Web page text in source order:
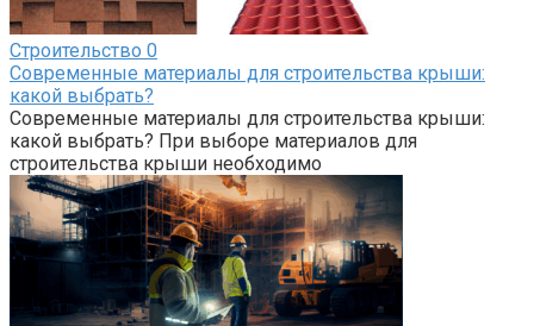
Строительство 0
Современные материалы для строительства крыши:
какой выбрать?
Современные материалы для строительства крыши:
какой выбрать? При выборе материалов для
строительства крыши необходимо